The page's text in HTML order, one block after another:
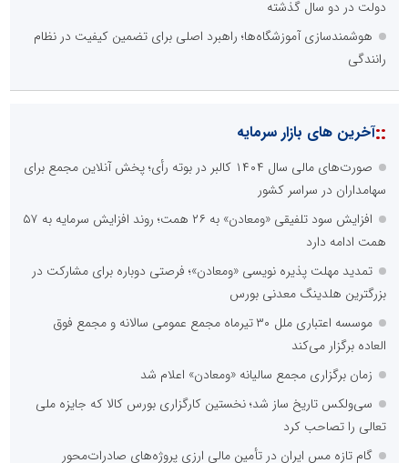
دولت در دو سال گذشته
هوشمندسازی آموزشگاه‌ها؛ راهبرد اصلی برای تضمین کیفیت در نظام
رانندگی
::آخرین های بازار سرمایه
صورت‌های مالی سال ۱۴۰۴ کالبر در بوته رأی؛ پخش آنلاین مجمع برای
سهامداران در سراسر کشور
افزایش سود تلفیقی «ومعادن» به ۲۶ همت؛ روند افزایش سرمایه به ۵۷
همت ادامه دارد
تمدید مهلت پذیره نویسی «ومعادن»؛ فرصتی دوباره برای مشارکت در
بزرگترین هلدینگ معدنی بورس
موسسه اعتباری ملل ۳۰ تیرماه مجمع عمومی سالانه و مجمع فوق
العاده برگزار می‌کند
زمان برگزاری مجمع سالیانه «ومعادن» اعلام شد
سی‌ولکس تاریخ ساز شد؛ نخستین کارگزاری بورس کالا که جایزه ملی
تعالی را تصاحب کرد
گام تازه مس ایران در تأمین مالی ارزی پروژه‌های صادرات‌محور